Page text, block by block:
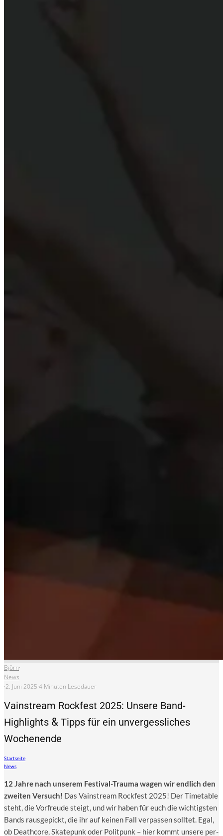
Björn·
News
·2. Juni 2025·4 Minuten Lesedauer
Vainstream Rockfest 2025: Unsere Band-
Highlights & Tipps für ein unvergessliches
Wochenende
Startseite
News
12 Jah­re nach unse­rem Fes­ti­val-Trau­ma wagen wir end­lich den
zwei­ten Ver­such! Das Vain­stream Rock­fest 2025! Der Time­ta­ble
steht, die Vor­freu­de steigt, und wir haben für euch die wich­tigs­ten
Bands raus­ge­pickt, die ihr auf kei­nen Fall ver­pas­sen soll­tet. Egal,
ob Death­co­re, Skate­punk oder Polit­punk – hier kommt unse­re per­